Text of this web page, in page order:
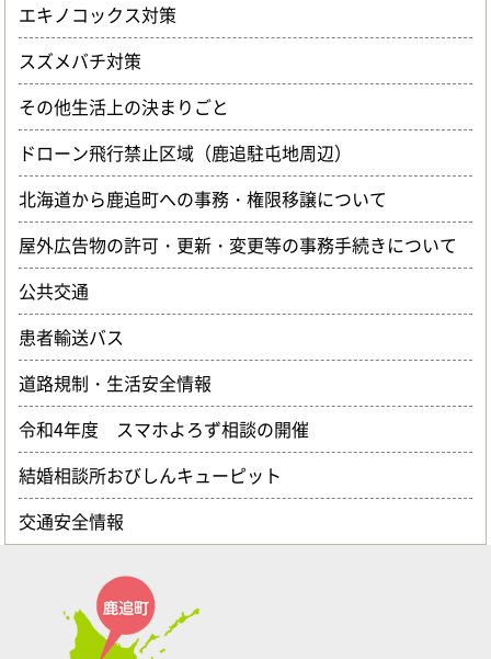
エキノコックス対策
スズメバチ対策
その他生活上の決まりごと
ドローン飛行禁止区域（鹿追駐屯地周辺）
北海道から鹿追町への事務・権限移譲について
屋外広告物の許可・更新・変更等の事務手続きについて
公共交通
患者輸送バス
道路規制・生活安全情報
令和4年度 スマホよろず相談の開催
結婚相談所おびしんキューピット
交通安全情報